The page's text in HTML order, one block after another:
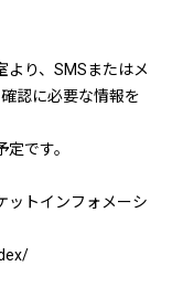
より、SMSまたはメ
認に必要な情報を
です。
ットインフォメーシ